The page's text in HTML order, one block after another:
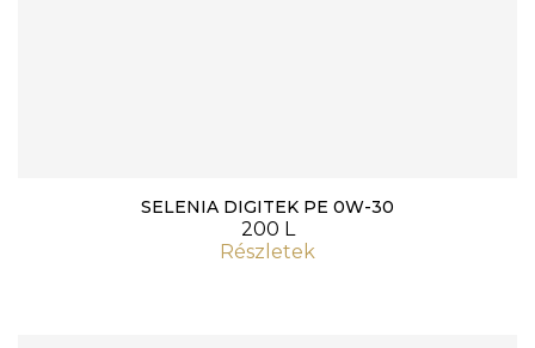
SELENIA DIGITEK PE 0W-30
200 L
Részletek